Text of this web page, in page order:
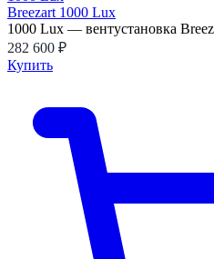
Breezart 1000 Lux
1000 Lux — вентустановка
282 600 ₽
Купить